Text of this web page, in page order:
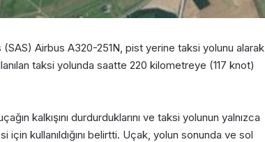
(SAS) Airbus A320-251N, pist yerine taksi yolunu alarak
taksi yolunda saatte 220 kilometreye (117 knot)
kalkışını durdurduklarını ve taksi yolunun yalnızca
kullanıldığını belirtti. Uçak, yolun sonunda ve sol